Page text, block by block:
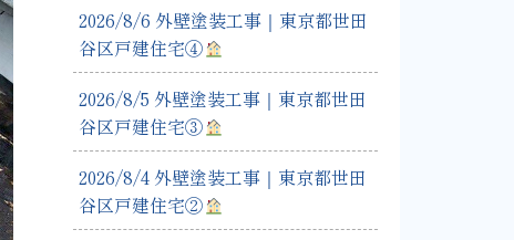
2026/8/6 外壁塗装工事｜東京都世田
谷区戸建住宅④
2026/8/5 外壁塗装工事｜東京都世田
谷区戸建住宅③
2026/8/4 外壁塗装工事｜東京都世田
谷区戸建住宅②